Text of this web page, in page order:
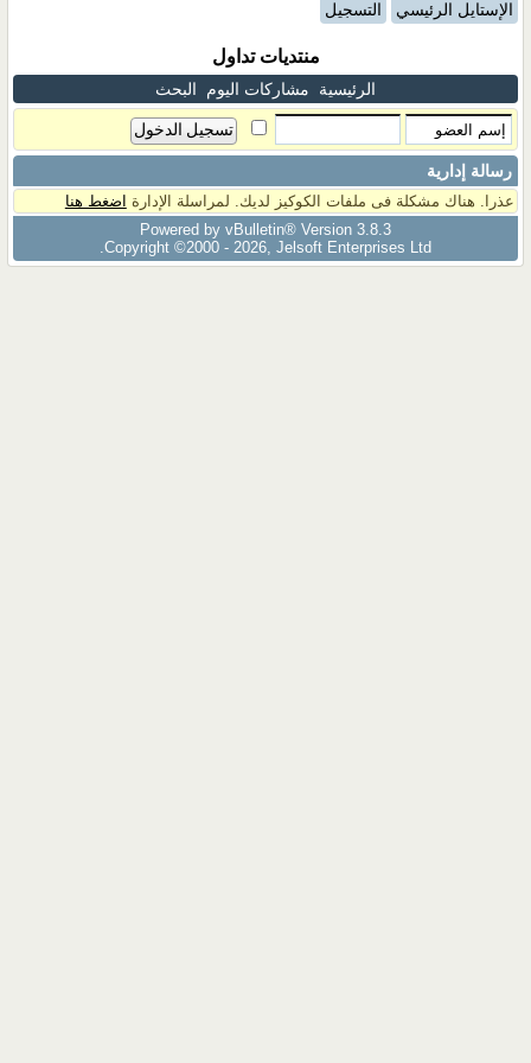
الإستايل الرئيسي التسجيل
منتديات تداول
الرئيسية مشاركات اليوم البحث
رسالة إدارية
عذرا. هناك مشكلة فى ملفات الكوكيز لديك. لمراسلة الإدارة اضغط هنا
Powered by vBulletin® Version 3.8.3
Copyright ©2000 - 2026, Jelsoft Enterprises Ltd.